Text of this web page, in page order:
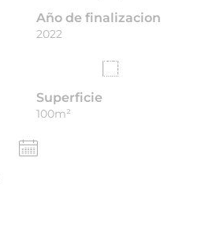
Año de finalizacion
2022
Superficie
100m²